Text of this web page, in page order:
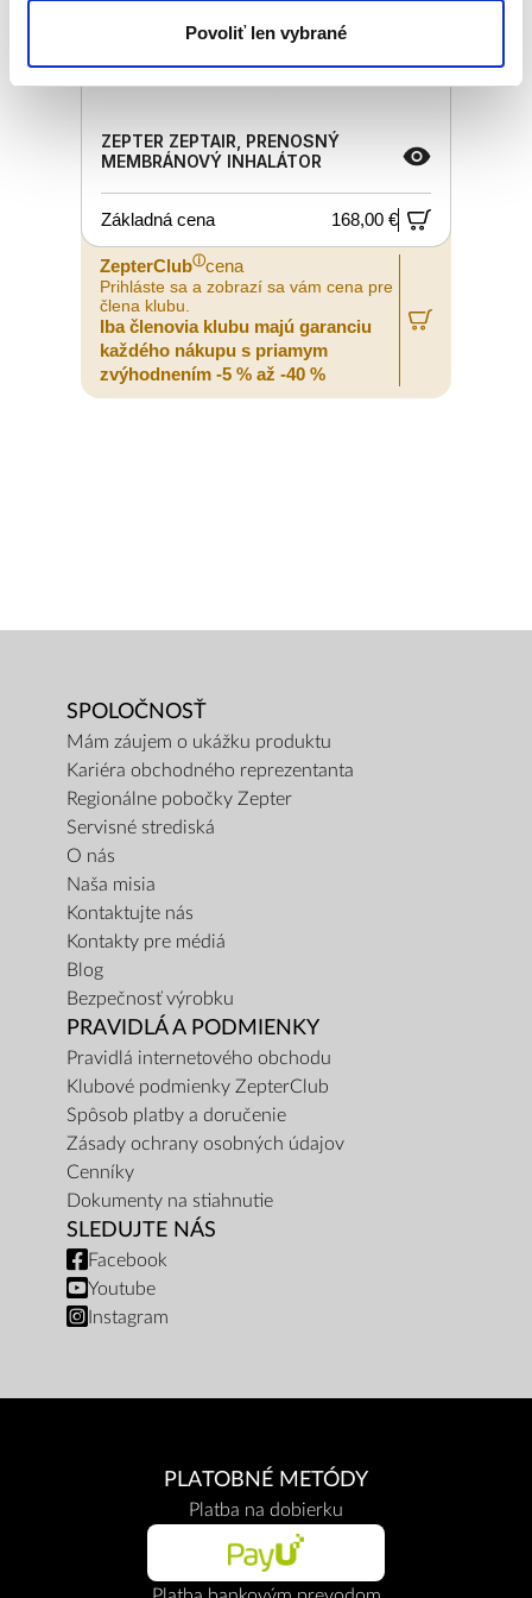
Povoliť len vybrané
ZEPTER ZEPTAIR, PRENOSNÝ
MEMBRÁNOVÝ INHALÁTOR
Základná cena 168,00 €
ZepterClubⓘcena
Prihláste sa a zobrazí sa vám cena pre
člena klubu.
Iba členovia klubu majú garanciu
každého nákupu s priamym
zvýhodnením -5 % až -40 %
SPOLOČNOSŤ
Mám záujem o ukážku produktu
Kariéra obchodného reprezentanta
Regionálne pobočky Zepter
Servisné strediská
O nás
Naša misia
Kontaktujte nás
Kontakty pre médiá
Blog
Bezpečnosť výrobku
PRAVIDLÁ A PODMIENKY
Pravidlá internetového obchodu
Klubové podmienky ZepterClub
Spôsob platby a doručenie
Zásady ochrany osobných údajov
Cenníky
Dokumenty na stiahnutie
SLEDUJTE NÁS
Facebook
Youtube
Instagram
PLATOBNÉ METÓDY
Platba na dobierku